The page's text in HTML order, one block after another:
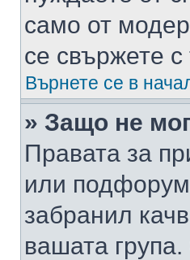
само от
се свържете с
Върнете се в
» Защо не
Правата за
или
забранил
вашата